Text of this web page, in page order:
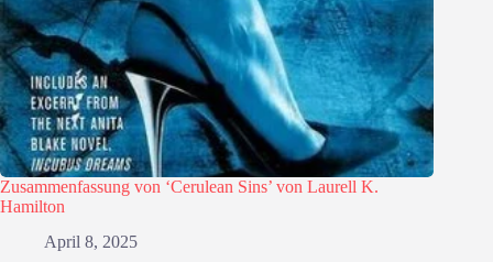
Zusammenfassung von ‘Cerulean Sins’ von Laurell K.
Hamilton
April 8, 2025